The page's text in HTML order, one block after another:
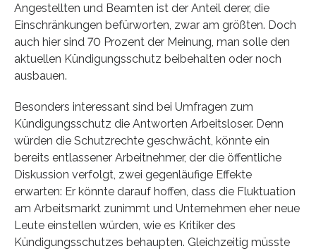
Angestellten und Beamten ist der Anteil derer, die
Einschränkungen befürworten, zwar am größten. Doch
auch hier sind 70 Prozent der Meinung, man solle den
aktuellen Kündigungsschutz beibehalten oder noch
ausbauen.
Besonders interessant sind bei Umfragen zum
Kündigungsschutz die Antworten Arbeitsloser. Denn
würden die Schutzrechte geschwächt, könnte ein
bereits entlassener Arbeitnehmer, der die öffentliche
Diskussion verfolgt, zwei gegenläufige Effekte
erwarten: Er könnte darauf hoffen, dass die Fluktuation
am Arbeitsmarkt zunimmt und Unternehmen eher neue
Leute einstellen würden, wie es Kritiker des
Kündigungsschutzes behaupten. Gleichzeitig müsste